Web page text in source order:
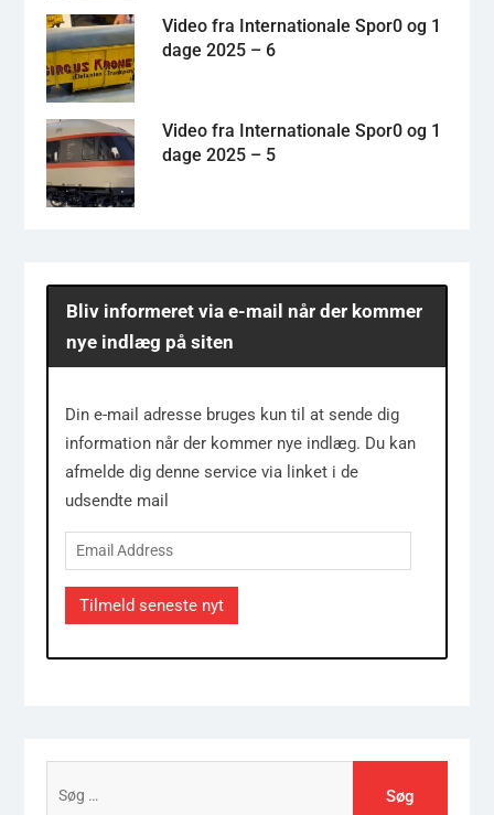
Video fra Internationale Spor0 og 1
dage 2025 – 6
Video fra Internationale Spor0 og 1
dage 2025 – 5
Bliv informeret via e-mail når der kommer
nye indlæg på siten
Din e-mail adresse bruges kun til at sende dig
information når der kommer nye indlæg. Du kan
afmelde dig denne service via linket i de
udsendte mail
Email
Address
Tilmeld seneste nyt
efter: